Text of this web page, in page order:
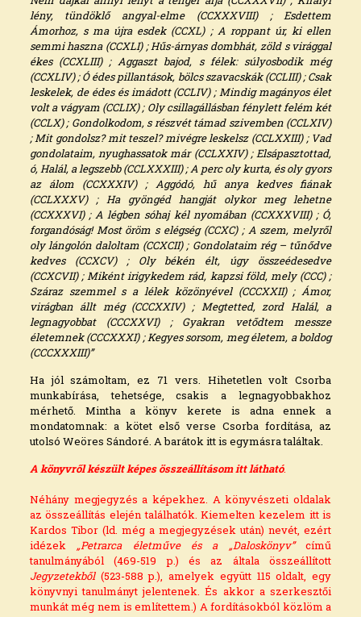
lény, tündöklő angyal-elme (CCXXXVIII) ; Esdettem
Ámorhoz, s ma újra esdek (CCXL) ; A roppant úr, ki ellen
semmi haszna (CCXLI) ; Hűs-árnyas dombhát, zöld s virággal
ékes (CCXLIII) ; Aggaszt bajod, s félek: súlyosbodik még
(CCXLIV) ; Ó édes pillantások, bölcs szavacskák (CCLIII) ; Csak
leskelek, de édes és imádott (CCLIV) ; Mindig magányos élet
volt a vágyam (CCLIX) ; Oly csillagállásban fénylett felém két
(CCLX) ; Gondolkodom, s részvét támad szivemben (CCLXIV)
; Mit gondolsz? mit teszel? mivégre leskelsz (CCLXXIII) ; Vad
gondolataim, nyughassatok már (CCLXXIV) ; Elsápasztottad,
ó, Halál, a legszebb (CCLXXXIII) ; A perc oly kurta, és oly gyors
az álom (CCXXXIV) ; Aggódó, hű anya kedves fiának
(CCLXXXV) ; Ha gyöngéd hangját olykor meg lehetne
(CCXXXVI) ; A légben sóhaj kél nyomában (CCXXXVIII) ; Ó,
forgandóság! Most öröm s elégség (CCXC) ; A szem, melyről
oly lángolón daloltam (CCXCII) ; Gondolataim rég – tűnődve
kedves (CCXCV) ; Oly békén élt, úgy összeédesedve
(CCXCVII) ; Miként irigykedem rád, kapzsi föld, mely (CCC) ;
Száraz szemmel s a lélek közönyével (CCCXXII) ; Ámor,
virágban állt még (CCCXXIV) ; Megtetted, zord Halál, a
legnagyobbat (CCCXXVI) ; Gyakran vetődtem messze
életemnek (CCCXXXI) ; Kegyes sorsom, meg életem, a boldog
(CCCXXXIII)”
Ha jól számoltam, ez 71 vers. Hihetetlen volt Csorba
munkabírása, tehetsége, csakis a legnagyobbakhoz
mérhető. Mintha a könyv kerete is adna ennek a
mondatomnak: a kötet első verse Csorba fordítása, az
utolsó Weöres Sándoré. A barátok itt is egymásra találtak.
A könyvről készült képes összeállításom itt látható.
Néhány megjegyzés a képekhez. A könyvészeti oldalak
az összeállítás elején találhatók. Kiemelten kezelem itt is
Kardos Tibor (ld. még a megjegyzések után) nevét, ezért
idézek„Petrarca életműve és a „Daloskönyv”című
tanulmányából (469-519 p.) és az általa összeállított
Jegyzetekből(523-588 p.), amelyek együtt 115 oldalt, egy
könyvnyi tanulmányt jelentenek. És akkor a szerkesztői
munkát még nem is említettem.) A fordításokból közlöm a